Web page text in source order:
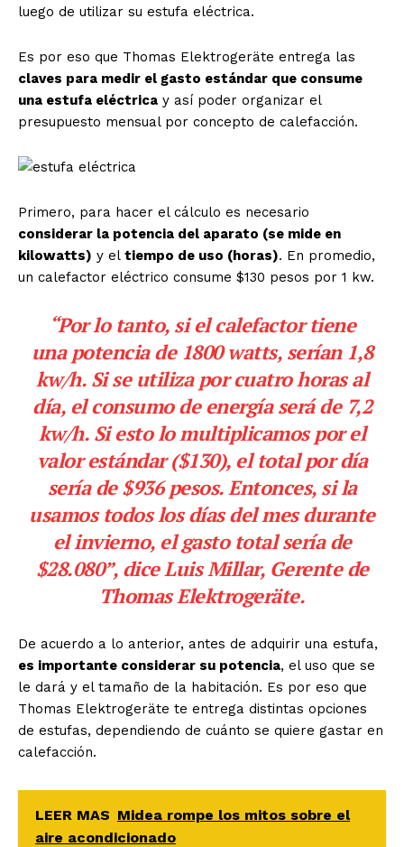
luego de utilizar su estufa eléctrica.
Es por eso que Thomas Elektrogeräte entrega las
claves para medir el gasto estándar que consume
una estufa eléctrica y así poder organizar el
presupuesto mensual por concepto de calefacción.
Primero, para hacer el cálculo es necesario
considerar la potencia del aparato (se mide en
kilowatts) y el tiempo de uso (horas). En promedio,
un calefactor eléctrico consume $130 pesos por 1 kw.
“Por lo tanto, si el calefactor tiene
una potencia de 1800 watts, serían 1,8
kw/h. Si se utiliza por cuatro horas al
día, el consumo de energía será de 7,2
kw/h. Si esto lo multiplicamos por el
valor estándar ($130), el total por día
sería de $936 pesos. Entonces, si la
usamos todos los días del mes durante
el invierno, el gasto total sería de
$28.080”, dice Luis Millar, Gerente de
Thomas Elektrogeräte.
De acuerdo a lo anterior, antes de adquirir una estufa,
es importante considerar su potencia, el uso que se
le dará y el tamaño de la habitación. Es por eso que
Thomas Elektrogeräte te entrega distintas opciones
de estufas, dependiendo de cuánto se quiere gastar en
calefacción.
LEER MAS Midea rompe los mitos sobre el
aire acondicionado